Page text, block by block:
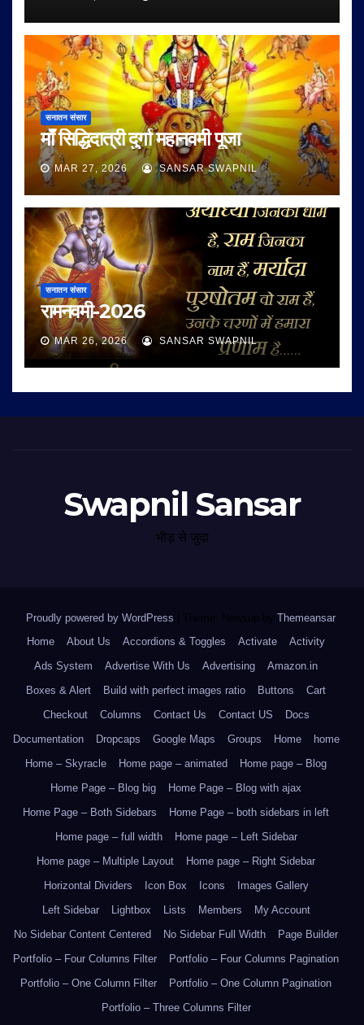
सनातन संसार
माँ सिद्धिदात्री दुर्गा महानवमी पूजा
MAR 27, 2026 SANSAR SWAPNIL
सनातन संसार
रामनवमी-2026
MAR 26, 2026 SANSAR SWAPNIL
Swapnil Sansar
भीड़ से जुदा
Proudly powered by WordPress Theme: Newsup by Themeansar.
Home
About Us Accordions & Toggles Activate
Activity
Ads System
Advertise With Us Advertising
Amazon.in
Boxes & Alert
Build with perfect images ratio Buttons
Cart
Checkout
Columns Contact Us Contact US
Docs
Documentation
Dropcaps Google Maps Groups Home
home
Home – Skyracle
Home page – animated
Home page – Blog
Home Page – Blog big
Home Page – Blog with ajax
Home Page – Both Sidebars
Home Page – both sidebars in left
Home page – full width
Home page – Left Sidebar
Home page – Multiple Layout
Home page – Right Sidebar
Horizontal Dividers
Icon Box Icons
Images Gallery
Left Sidebar
Lightbox Lists Members
My Account
No Sidebar Content Centered
No Sidebar Full Width
Page Builder
Portfolio – Four Columns Filter
Portfolio – Four Columns Pagination
Portfolio – One Column Filter
Portfolio – One Column Pagination
Portfolio – Three Columns Filter